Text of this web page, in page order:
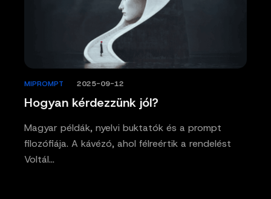
Hogyan kérdezzünk jól?
MIPROMPT 2025-09-12
Magyar példák, nyelvi buktatók és a prompt
filozófiája. A kávézó, ahol félreértik a rendelést
Voltál…